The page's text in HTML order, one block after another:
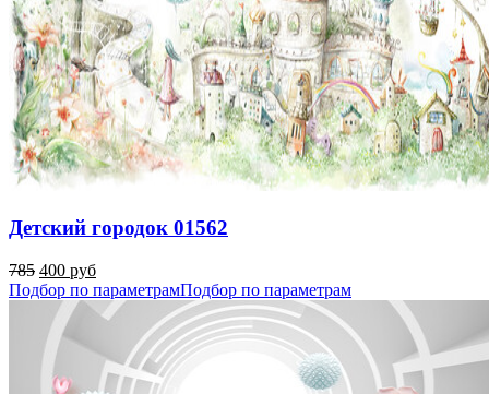
Детский городок 01562
785 400 руб
Подбор по параметрамПодбор по параметрам